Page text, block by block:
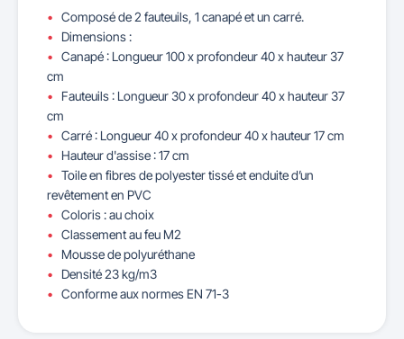
Composé de 2 fauteuils, 1 canapé et un carré.
Dimensions :
Canapé : Longueur 100 x profondeur 40 x hauteur 37
cm
Fauteuils : Longueur 30 x profondeur 40 x hauteur 37
cm
Carré : Longueur 40 x profondeur 40 x hauteur 17 cm
Hauteur d'assise : 17 cm
Toile en fibres de polyester tissé et enduite d’un
revêtement en PVC
Coloris : au choix
Classement au feu M2
Mousse de polyuréthane
Densité 23 kg/m3
Conforme aux normes EN 71-3